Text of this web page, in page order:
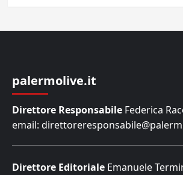
palermolive.it
Direttore Responsabile Federica
email:
Direttore Editoriale Emanuele